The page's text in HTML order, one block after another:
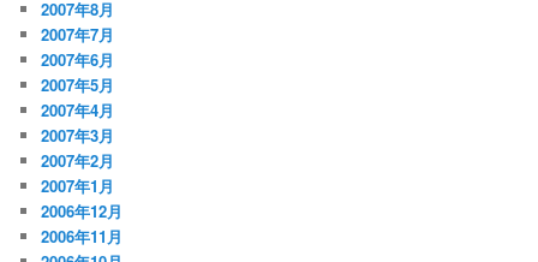
2007年8月
2007年7月
2007年6月
2007年5月
2007年4月
2007年3月
2007年2月
2007年1月
2006年12月
2006年11月